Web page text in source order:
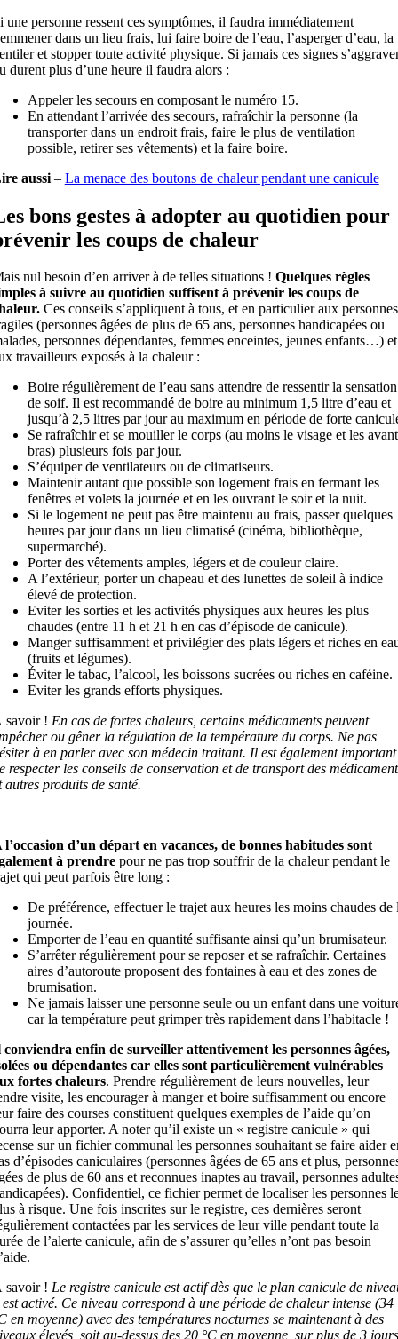
une personne ressent ces symptômes, il faudra immédiatement
dans un lieu frais, lui faire boire de l’eau, l’asperger d’eau, la
et stopper toute activité physique. Si jamais ces signes
durent plus d’une heure il faudra alors :
Appeler les secours en composant le numéro 15.
En attendant l’arrivée des secours, rafraîchir la personne (la
transporter dans un endroit frais, faire le plus de ventilation
possible, retirer ses vêtements) et la faire boire.
aussi– La menace des boutons de chaleur pendant une canicule
bons gestes à adopter au quotidien pour
les coups de chaleur
nul besoin d’en arriver à de telles situations ! Quelques règles
à suivre au quotidien suffisent à prévenir les coups de
Ces conseils s’appliquent à tous, et en particulier aux personnes
(personnes âgées de plus de 65 ans, personnes handicapées ou
personnes dépendantes, femmes enceintes, jeunes enfants…) et
travailleurs exposés à la chaleur :
Boire régulièrement de l’eau sans attendre de ressentir la sensation
de soif. Il est recommandé de boire au minimum 1,5 litre d’eau et
jusqu’à 2,5 litres par jour au maximum en période de forte
Se rafraîchir et se mouiller le corps (au moins le visage et les
bras) plusieurs fois par jour.
S’équiper de ventilateurs ou de climatiseurs.
Maintenir autant que possible son logement frais en fermant les
fenêtres et volets la journée et en les ouvrant le soir et la nuit.
Si le logement ne peut pas être maintenu au frais, passer quelques
heures par jour dans un lieu climatisé (cinéma, bibliothèque,
supermarché).
Porter des vêtements amples, légers et de couleur claire.
A l’extérieur, porter un chapeau et des lunettes de soleil à indice
élevé de protection.
Eviter les sorties et les activités physiques aux heures les plus
chaudes (entre 11 h et 21 h en cas d’épisode de canicule).
Manger suffisamment et privilégier des plats légers et riches en
(fruits et légumes).
Éviter le tabac, l’alcool, les boissons sucrées ou riches en caféine.
Eviter les grands efforts physiques.
savoir ! En cas de fortes chaleurs, certains médicaments peuvent
ou gêner la régulation de la température du corps. Ne pas
à en parler avec son médecin traitant. Il est également important
respecter les conseils de conservation et de transport des
autres produits de santé.
l’occasion d’un départ en vacances, de bonnes habitudes sont
à prendrepour ne pas trop souffrir de la chaleur pendant le
qui peut parfois être long :
De préférence, effectuer le trajet aux heures les moins chaudes de
journée.
Emporter de l’eau en quantité suffisante ainsi qu’un brumisateur.
S’arrêter régulièrement pour se reposer et se rafraîchir. Certaines
aires d’autoroute proposent des fontaines à eau et des zones de
brumisation.
Ne jamais laisser une personne seule ou un enfant dans une
car la température peut grimper très rapidement dans l’habitacle !
enfin de surveiller attentivement les personnes âgées,
ou dépendantes car elles sont particulièrement vulnérables
fortes chaleurs. Prendre régulièrement de leurs nouvelles, leur
visite, les encourager à manger et boire suffisamment ou encore
faire des courses constituent quelques exemples de l’aide qu’on
leur apporter. A noter qu’il existe un « registre canicule » qui
sur un fichier communal les personnes souhaitant se faire aider
d’épisodes caniculaires (personnes âgées de 65 ans et plus,
de plus de 60 ans et reconnues inaptes au travail, personnes
Confidentiel, ce fichier permet de localiser les personnes
à risque. Une fois inscrites sur le registre, ces dernières seront
contactées par les services de leur ville pendant toute la
de l’alerte canicule, afin de s’assurer qu’elles n’ont pas besoin
savoir ! Le registre canicule est actif dès que le plan canicule de
activé. Ce niveau correspond à une période de chaleur intense (34
en moyenne) avec des températures nocturnes se maintenant à des
élevés, soit au-dessus des 20 °C en moyenne, sur plus de 3 jours